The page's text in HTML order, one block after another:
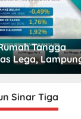
Tangga
Lega,
Paling
Sinar Tiga